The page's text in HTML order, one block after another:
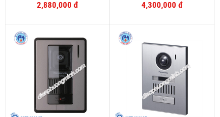
2,880,000 đ 4,300,000 đ